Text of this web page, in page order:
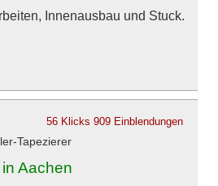
Innenausbau und Stuck.
56 Klicks 909 Einblendungen
Tapezierer
Aachen